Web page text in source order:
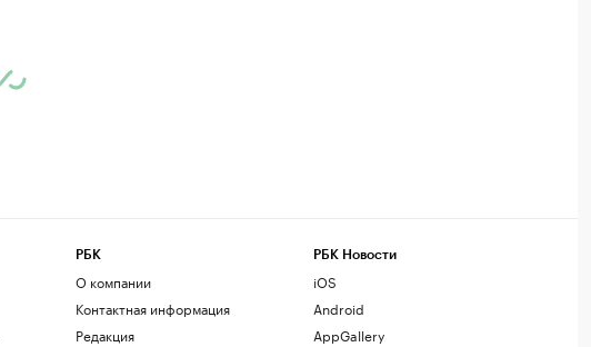
РБК
О компании
Контактная информация
Редакция
РБК Новости
iOS
Android
AppGallery